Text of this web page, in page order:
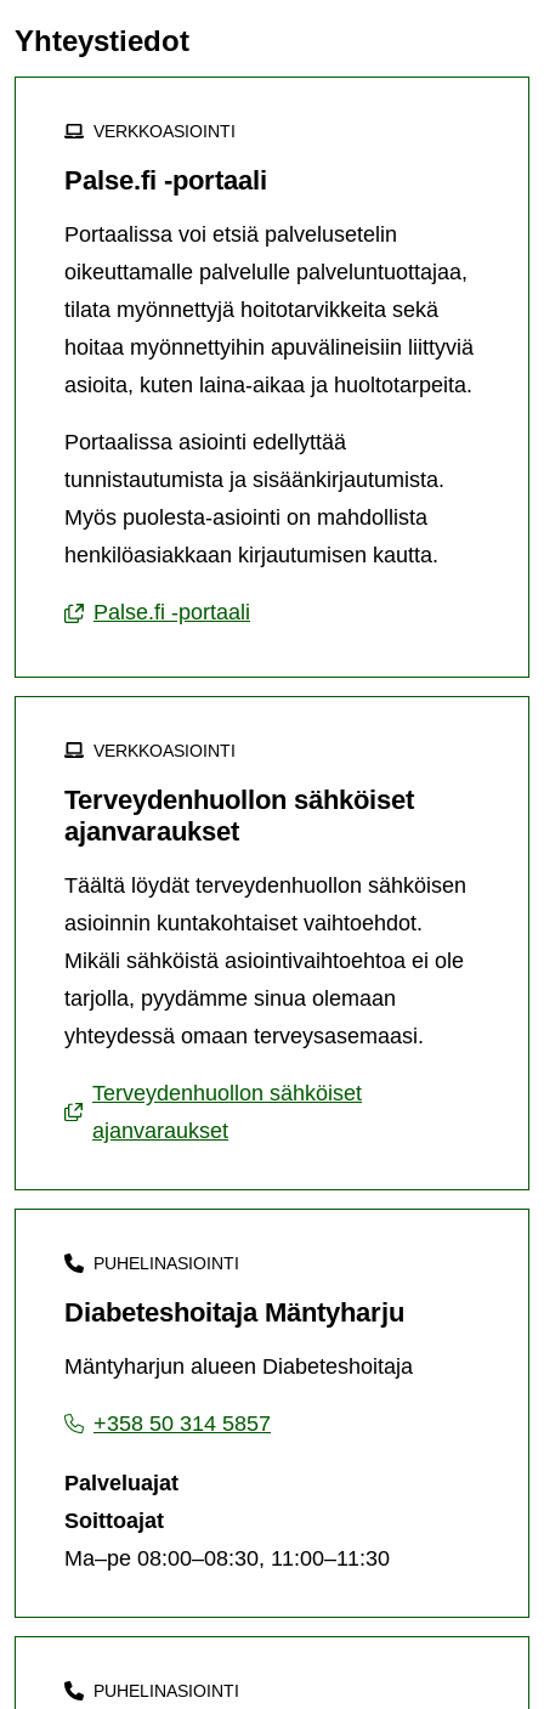
Yhteystiedot
VERKKOASIOINTI
Palse.fi -portaali
Portaalissa voi etsiä palvelusetelin
oikeuttamalle palvelulle palveluntuottajaa,
tilata myönnettyjä hoitotarvikkeita sekä
hoitaa myönnettyihin apuvälineisiin liittyviä
asioita, kuten laina-aikaa ja huoltotarpeita.
Portaalissa asiointi edellyttää
tunnistautumista ja sisäänkirjautumista.
Myös puolesta-asiointi on mahdollista
henkilöasiakkaan kirjautumisen kautta.
Palse.fi -portaali
VERKKOASIOINTI
Terveydenhuollon sähköiset
ajanvaraukset
Täältä löydät terveydenhuollon sähköisen
asioinnin kuntakohtaiset vaihtoehdot.
Mikäli sähköistä asiointivaihtoehtoa ei ole
tarjolla, pyydämme sinua olemaan
yhteydessä omaan terveysasemaasi.
Terveydenhuollon sähköiset
ajanvaraukset
PUHELINASIOINTI
Diabeteshoitaja Mäntyharju
Mäntyharjun alueen Diabeteshoitaja
+358 50 314 5857
Palveluajat
Soittoajat
Ma–pe 08:00–08:30, 11:00–11:30
PUHELINASIOINTI